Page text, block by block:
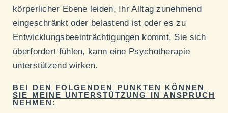
körperlicher Ebene leiden, Ihr Alltag zunehmend
eingeschränkt oder belastend ist oder es zu
Entwicklungsbeeinträchtigungen kommt, Sie sich
überfordert fühlen, kann eine Psychotherapie
unterstützend wirken.
BEI DEN FOLGENDEN PUNKTEN KÖNNEN
SIE MEINE UNTERSTÜTZUNG IN ANSPRUCH
NEHMEN: